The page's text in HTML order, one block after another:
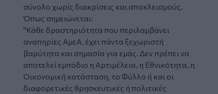
σύνολο χωρίς διακρίσεις και αποκλεισμούς.
Όπως σημειώνεται:
"Κάθε δραστηριότητα που περιλαμβάνει
αναπηρίες ΑμεΑ, έχει πάντα ξεχωριστή
βαρύτητα και σημασία για εμάς. Δεν πρέπει να
αποτελεί εμπόδιο η Αρτιμέλεια, η Εθνικότητα, η
Οικονομική κατάσταση, το Φύλλο ή και οι
διαφορετικές θρησκευτικές ή πολιτικές